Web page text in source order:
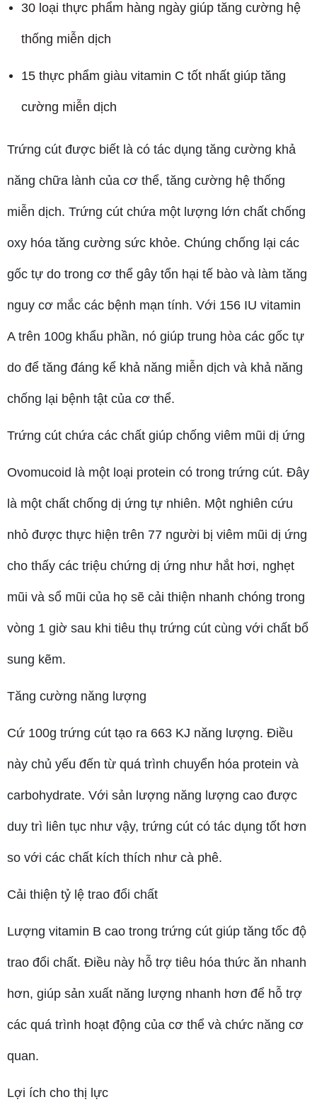
30 loại thực phẩm hàng ngày giúp tăng cường hệ
thống miễn dịch
15 thực phẩm giàu vitamin C tốt nhất giúp tăng
cường miễn dịch
Trứng cút được biết là có tác dụng tăng cường khả
năng chữa lành của cơ thể, tăng cường hệ thống
miễn dịch. Trứng cút chứa một lượng lớn chất chống
oxy hóa tăng cường sức khỏe. Chúng chống lại các
gốc tự do trong cơ thể gây tổn hại tế bào và làm tăng
nguy cơ mắc các bệnh mạn tính. Với 156 IU vitamin
A trên 100g khẩu phần, nó giúp trung hòa các gốc tự
do để tăng đáng kể khả năng miễn dịch và khả năng
chống lại bệnh tật của cơ thể.
Trứng cút chứa các chất giúp chống viêm mũi dị ứng
Ovomucoid là một loại protein có trong trứng cút. Đây
là một chất chống dị ứng tự nhiên. Một nghiên cứu
nhỏ được thực hiện trên 77 người bị viêm mũi dị ứng
cho thấy các triệu chứng dị ứng như hắt hơi, nghẹt
mũi và sổ mũi của họ sẽ cải thiện nhanh chóng trong
vòng 1 giờ sau khi tiêu thụ trứng cút cùng với chất bổ
sung kẽm.
Tăng cường năng lượng
Cứ 100g trứng cút tạo ra 663 KJ năng lượng. Điều
này chủ yếu đến từ quá trình chuyển hóa protein và
carbohydrate. Với sản lượng năng lượng cao được
duy trì liên tục như vậy, trứng cút có tác dụng tốt hơn
so với các chất kích thích như cà phê.
Cải thiện tỷ lệ trao đổi chất
Lượng vitamin B cao trong trứng cút giúp tăng tốc độ
trao đổi chất. Điều này hỗ trợ tiêu hóa thức ăn nhanh
hơn, giúp sản xuất năng lượng nhanh hơn để hỗ trợ
các quá trình hoạt động của cơ thể và chức năng cơ
quan.
Lợi ích cho thị lực